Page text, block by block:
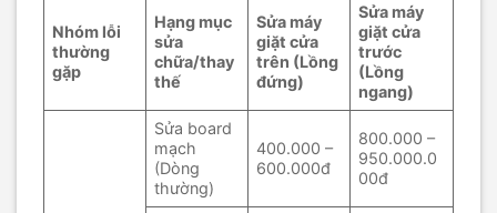
Nhóm lỗi
thường
gặp
Hạng mục
sửa
chữa/thay
thế
Sửa máy
giặt cửa
trên (Lồng
đứng)
Sửa máy
giặt cửa
trước
(Lồng
ngang)
Sửa board
mạch
(Dòng
thường)
400.000 –
600.000đ
800.000 –
950.000.0
00đ